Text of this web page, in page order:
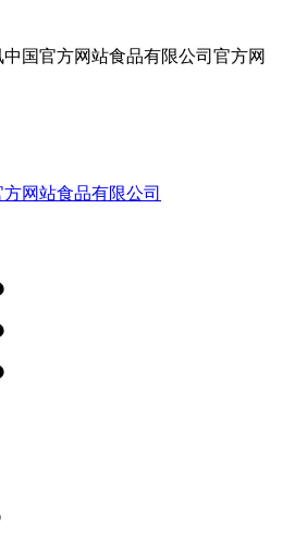
国官方网站食品有限公司官方网